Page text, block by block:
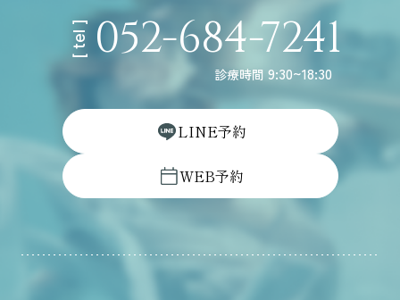
[ tel ] 052-684-7241
診療時間 9:30~18:30
LINE予約
WEB予約